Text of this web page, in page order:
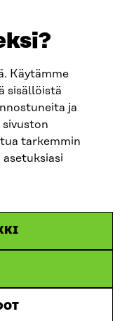
Käytämme
sisällöistä
ja
tarkemmin